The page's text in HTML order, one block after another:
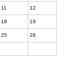
11 12
18 19
25 26